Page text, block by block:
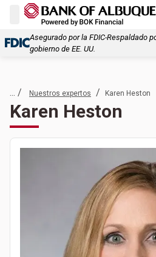
Asegurado por la FDIC-Respaldado
gobierno de EE. UU.
... / Nuestros expertos / Karen Heston
Karen Heston